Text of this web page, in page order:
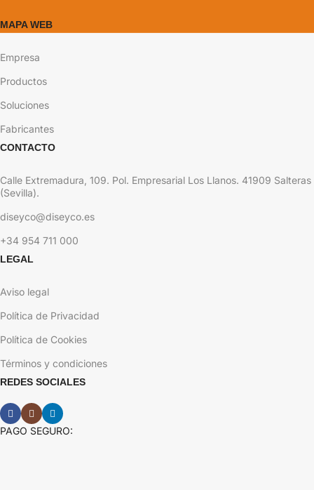
MAPA WEB
Empresa
Productos
Soluciones
Fabricantes
CONTACTO
Calle Extremadura, 109. Pol. Empresarial Los Llanos. 41909 Salteras
(Sevilla).
diseyco@diseyco.es
+34 954 711 000
LEGAL
Aviso legal
Política de Privacidad
Política de Cookies
Términos y condiciones
REDES SOCIALES
PAGO SEGURO: